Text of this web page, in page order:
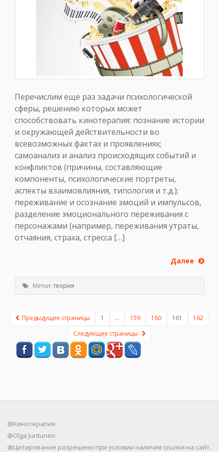
Перечислим еще раз задачи психологической
сферы, решению которых может
способствовать кинотерапия: познание истории
и окружающей действительности во
всевозможных фактах и проявлениях;
самоанализ и анализ происходящих событий и
конфликтов (причины, составляющие
компоненты, психологические портреты,
аспекты взаимовлияния, типология и т.д.);
переживание и осознание эмоций и импульсов,
разделение эмоционального переживания с
персонажами (например, переживания утраты,
отчаяния, страха, стресса […]
Далее
Метки:теория
Предыдущие страницы 1 … 159 160 161
162
Следующие страницы
@Кинотерапия
@Olga Juntunen
@Цитирование разрешено при условии наличия ссылки на сайт.